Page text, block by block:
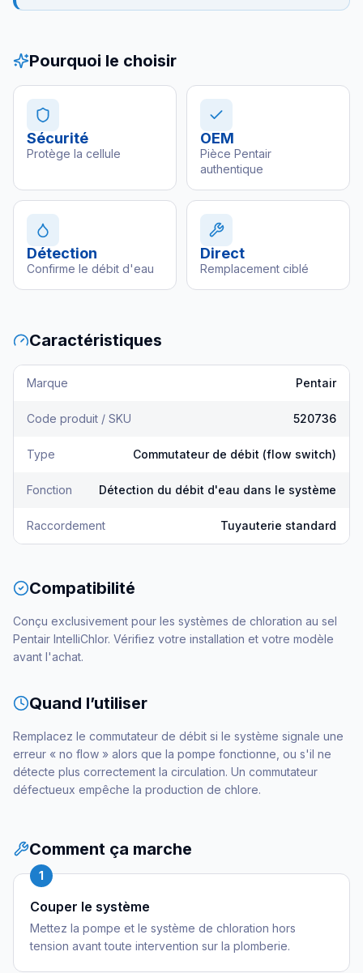
Pourquoi le choisir
Sécurité
Protège la cellule
OEM
Pièce Pentair
authentique
Détection
Confirme le débit d'eau
Direct
Remplacement ciblé
Caractéristiques
Marque Pentair
Code produit / SKU 520736
Type Commutateur de débit (flow switch)
Fonction Détection du débit d'eau dans le système
Raccordement Tuyauterie standard
Compatibilité
Conçu exclusivement pour les systèmes de chloration au sel
Pentair IntelliChlor. Vérifiez votre installation et votre modèle
avant l'achat.
Quand l’utiliser
Remplacez le commutateur de débit si le système signale une
erreur « no flow » alors que la pompe fonctionne, ou s'il ne
détecte plus correctement la circulation. Un commutateur
défectueux empêche la production de chlore.
Comment ça marche
1
Couper le système
Mettez la pompe et le système de chloration hors
tension avant toute intervention sur la plomberie.